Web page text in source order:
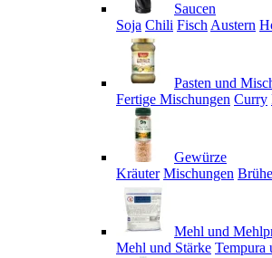
Saucen
Soja Chili Fisch Austern
Pasten und
Fertige Mischungen Curry
Gewürze
Kräuter Mischungen
Mehl und
Mehl und Stärke Tempura